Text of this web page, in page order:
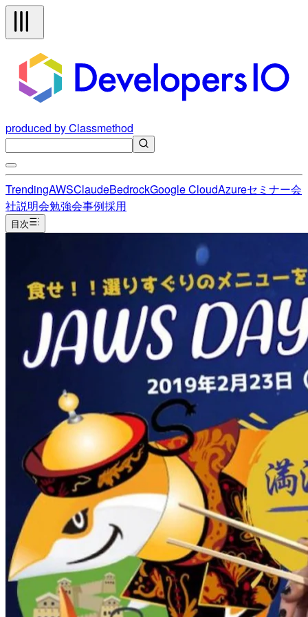
produced by Classmethod
TrendingAWSClaudeBedrockGoogle CloudAzureセミナー会
社説明会勉強会事例採用
目次